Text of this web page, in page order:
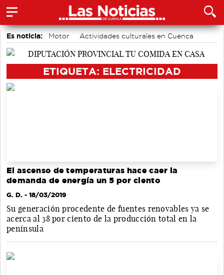
Es noticia: Motor
Actividades culturales en Cuenca
accidentes laborales
ETIQUETA: ELECTRICIDAD
El ascenso de temperaturas hace caer la
demanda de energía un 5 por ciento
G. D. - 18/03/2019
Su generación procedente de fuentes renovables ya se
acerca al 38 por ciento de la producción total en la
península